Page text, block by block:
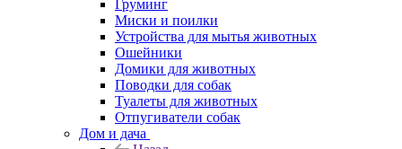
Груминг
Миски и поилки
Устройства для мытья животных
Ошейники
Домики для животных
Поводки для собак
Туалеты для животных
Отпугиватели собак
Дом и дача